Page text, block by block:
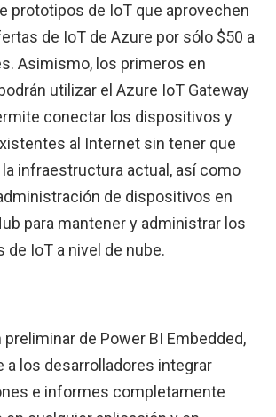
prototipos de IoT que aprovechen
de IoT de Azure por sólo $50 a
Asimismo, los primeros en
utilizar el Azure IoT Gateway
conectar los dispositivos y
al Internet sin tener que
infraestructura actual, así como
de dispositivos en
para mantener y administrar los
de IoT a nivel de nube.
preliminar de Power BI Embedded,
a los desarrolladores integrar
e informes completamente